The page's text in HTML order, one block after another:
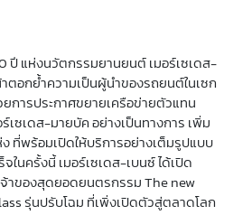
ปี แห่งนวัตกรรมยานยนต์ เมอร์เซเดส-
าตอกย้ำความเป็นผู้นำของรถยนต์ในเซก
การประกาศขยายเครือข่ายตัวแทน
เซเดส-มายบัค อย่างเป็นทางการ เพิ่ม
ที่พร้อมเปิดให้บริการอย่างเต็มรูปแบบ
ในครั้งนี้ เมอร์เซเดส-เบนซ์ ได้เปิด
จ้าของสุดยอดยนตรกรรม The new
รุ่นปรับโฉม ที่เพิ่งเปิดตัวสู่ตลาดโลก